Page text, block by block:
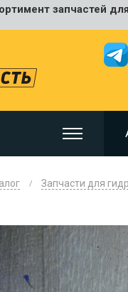
запчастей
Запчасти для